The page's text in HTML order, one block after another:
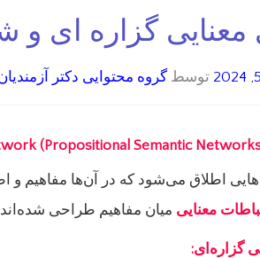
گزاره ای و
توسط گروه محتوایی دکتر
اطلاق می‌شود که در آن‌ها مفاهیم و
معنایی میان مفاهیم طراحی
گزاره‌ای: